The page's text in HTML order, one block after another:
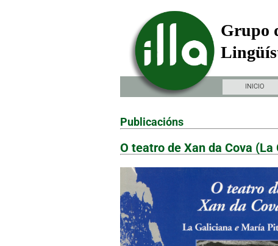
Grupo
INICIO
Publicacións
O teatro de Xan da Cova